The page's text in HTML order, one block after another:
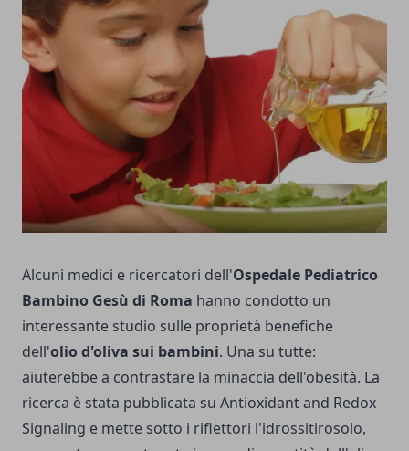
Alcuni medici e ricercatori dell'Ospedale Pediatrico
Bambino Gesù di Roma hanno condotto un
interessante studio sulle proprietà benefiche
dell'olio d'oliva sui bambini. Una su tutte:
aiuterebbe a contrastare la minaccia dell'obesità. La
ricerca è stata pubblicata su Antioxidant and Redox
Signaling e mette sotto i riflettori l'idrossitirosolo,